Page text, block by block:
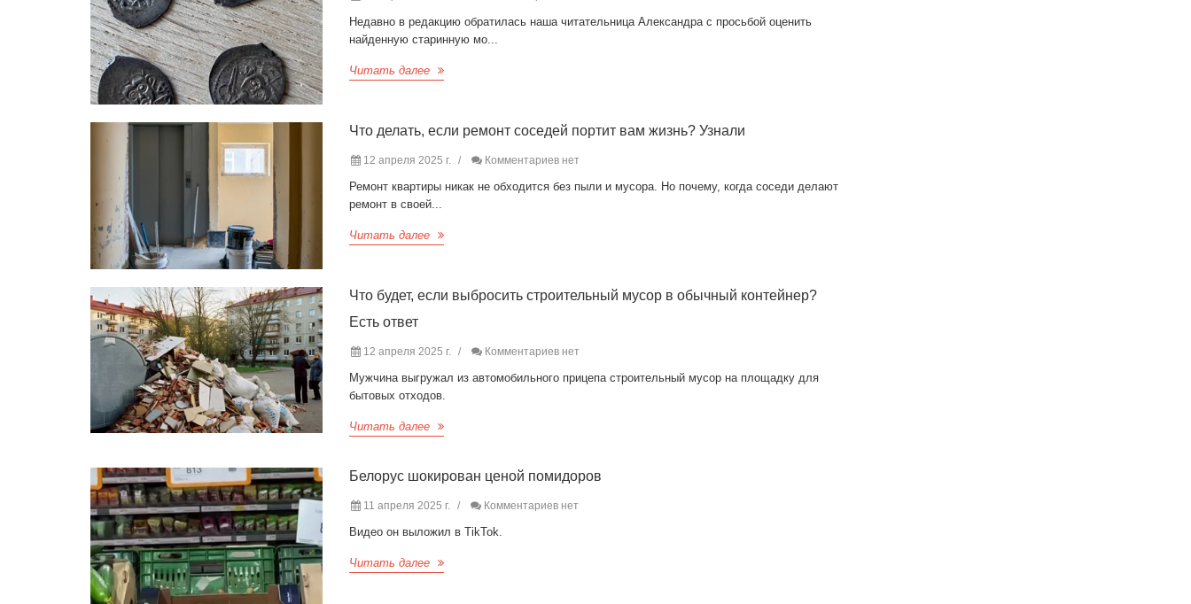
Недавно в редакцию обратилась наша читательница Александра с просьбой оценить
найденную старинную мо...
Читать далее
Что делать, если ремонт соседей портит вам жизнь? Узнали
12 апреля 2025 г. Комментариев нет
Ремонт квартиры никак не обходится без пыли и мусора. Но почему, когда соседи делают
ремонт в своей...
Читать далее
Что будет, если выбросить строительный мусор в обычный контейнер?
Есть ответ
12 апреля 2025 г. Комментариев нет
Мужчина выгружал из автомобильного прицепа строительный мусор на площадку для
бытовых отходов.
Читать далее
Белорус шокирован ценой помидоров
11 апреля 2025 г. Комментариев нет
Видео он выложил в TikTok.
Читать далее